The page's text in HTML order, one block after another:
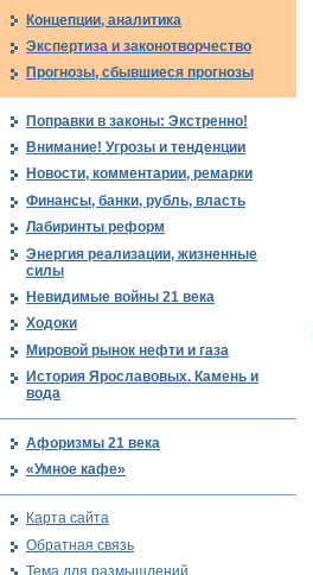
Концепции, аналитика
Экспертиза и законотворчество
Прогнозы, сбывшиеся прогнозы
Поправки в законы: Экстренно!
Внимание! Угрозы и тенденции
Новости, комментарии, ремарки
Финансы, банки, рубль, власть
Лабиринты реформ
Энергия реализации, жизненные
силы
Невидимые войны 21 века
Ходоки
Мировой рынок нефти и газа
История Ярославовых. Камень и
вода
Афоризмы 21 века
«Умное кафе»
Карта сайта
Обратная связь
Тема для размышлений